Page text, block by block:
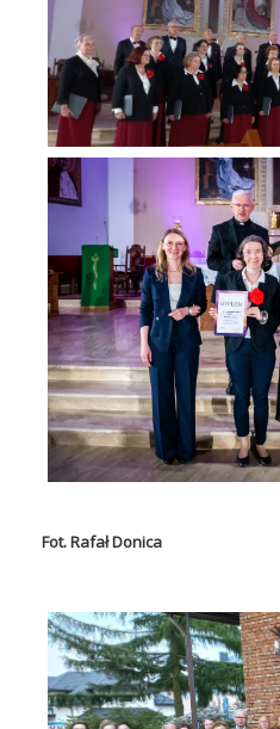
Fot. Rafał Donica